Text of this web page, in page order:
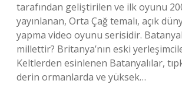
tarafından geliştirilen ve ilk oyunu
yayınlanan, Orta Çağ temalı, açık
yapma video oyunu serisidir.
millettir? Britanya’nın eski
Keltlerden esinlenen Batanyalılar,
derin ormanlarda ve yüksek…